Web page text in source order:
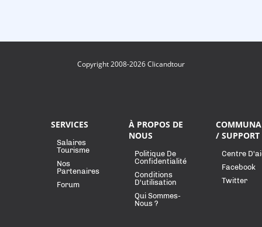
Copyright 2008-2026 Clicandtour
SERVICES
Salaires
Tourisme
Nos
Partenaires
Forum
À PROPOS DE
NOUS
Politique De
Confidentialité
Conditions
D'utilisation
Qui Sommes-
Nous ?
/ SUPPORT
Centre
Facebook
Twitter